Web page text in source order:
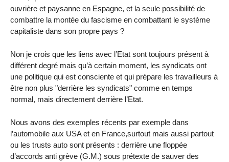
ouvrière et paysanne en Espagne, et la seule possibilité de
combattre la montée du fascisme en combattant le système
capitaliste dans son propre pays ?
Non je crois que les liens avec l’Etat sont toujours présent à
différent degré mais qu’à certain moment, les syndicats ont
une politique qui est consciente et qui prépare les travailleurs à
être non plus "derrière les syndicats" comme en temps
normal, mais directement derrière l’Etat.
Nous avons des exemples récents par exemple dans
l’automobile aux USA et en France,surtout mais aussi partout
ou les trusts auto sont présents : derrière une floppée
d’accords anti grève (G.M.) sous prétexte de sauver des